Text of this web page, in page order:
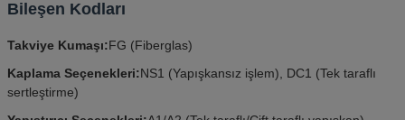
Bileşen Kodları
Takviye Kumaşı:FG (Fiberglas)
Kaplama Seçenekleri:NS1 (Yapışkansız işlem), DC1 (Tek taraflı
sertleştirme)